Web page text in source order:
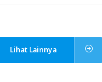
Lihat Lainnya